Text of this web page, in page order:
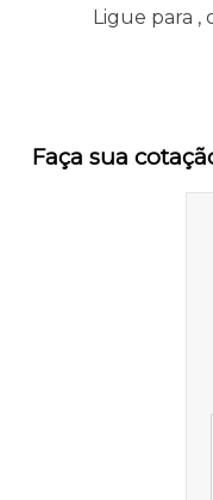
Ligue para ,
Faça sua